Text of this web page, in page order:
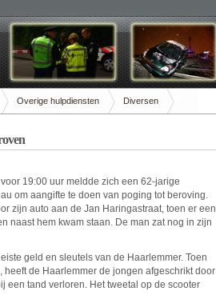
Overige hulpdiensten Diversen
19:00 uur meldde zich een 62-jarige
om aangifte te doen van poging tot beroving.
zijn auto aan de Jan Haringastraat, toen er een
naast hem kwam staan. De man zat nog in zijn
geld en sleutels van de Haarlemmer. Toen
de Haarlemmer de jongen afgeschrikt door
een tand verloren. Het tweetal op de scooter